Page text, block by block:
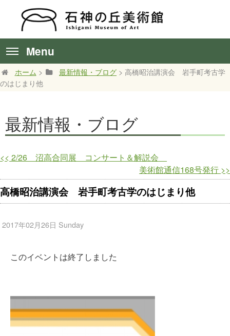
Menu
ホーム > 最新情報・ブログ > 高橋昭治講演会 岩手町考古学
のはじまり他
最新情報・ブログ
<< 2/26 沼高合同展 コンサート＆解説会
美術館通信168号発行 >>
高橋昭治講演会 岩手町考古学のはじまり他
2017年02月26日 Sunday
このイベントは終了しました